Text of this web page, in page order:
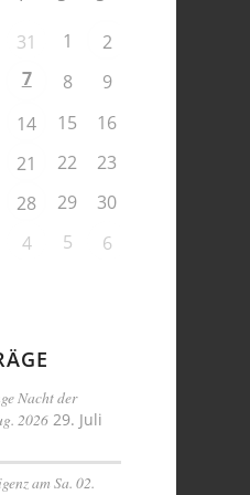
31 1
2
7 8
9
14 15
16
21 22
23
28 29
30
4 5 6
Nacht der
2026 29. Juli
am Sa. 02.